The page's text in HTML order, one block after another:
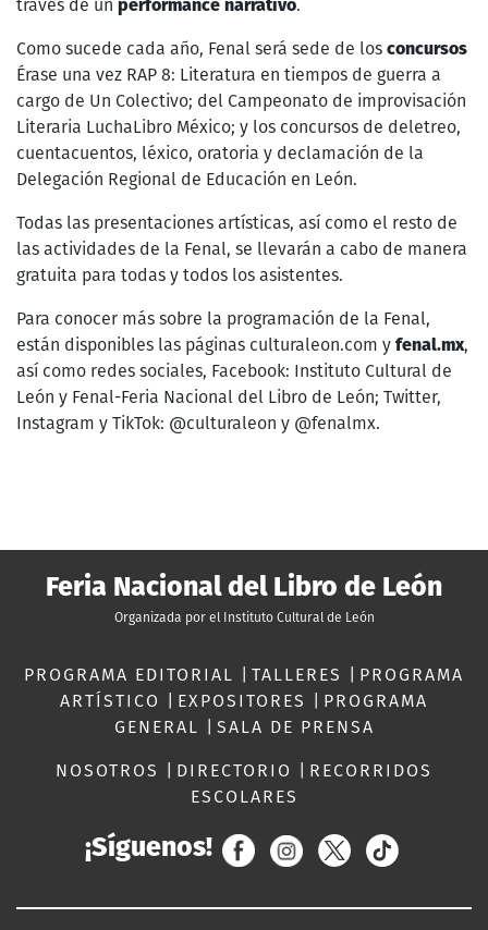
través de un performance narrativo.
Como sucede cada año, Fenal será sede de los concursos
Érase una vez RAP 8: Literatura en tiempos de guerra a
cargo de Un Colectivo; del Campeonato de improvisación
Literaria LuchaLibro México; y los concursos de deletreo,
cuentacuentos, léxico, oratoria y declamación de la
Delegación Regional de Educación en León.
Todas las presentaciones artísticas, así como el resto de
las actividades de la Fenal, se llevarán a cabo de manera
gratuita para todas y todos los asistentes.
Para conocer más sobre la programación de la Fenal,
están disponibles las páginas culturaleon.com y fenal.mx,
así como redes sociales, Facebook: Instituto Cultural de
León y Fenal-Feria Nacional del Libro de León; Twitter,
Instagram y TikTok: @culturaleon y @fenalmx.
Feria Nacional del Libro de León
Organizada por el Instituto Cultural de León
PROGRAMA EDITORIAL TALLERES
PROGRAMA
ARTÍSTICO
EXPOSITORES
PROGRAMA
GENERAL
SALA DE PRENSA
NOSOTROS DIRECTORIO
RECORRIDOS
ESCOLARES
¡Síguenos!